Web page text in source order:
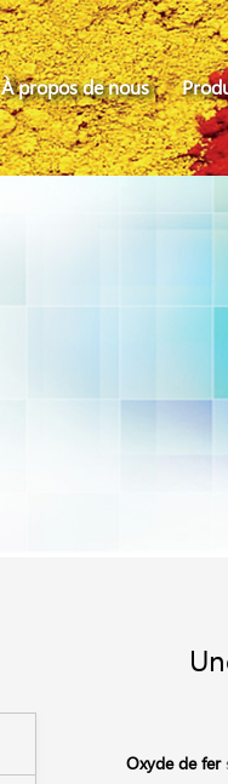
À propos de nous
Oxyde de fer